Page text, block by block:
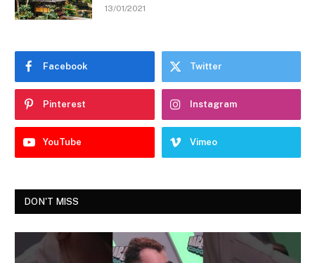
13/01/2021
Facebook Twitter
Pinterest Instagram
YouTube Vimeo
DON'T MISS